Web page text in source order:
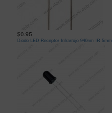
$0.95
Diodo LED Receptor Infrarrojo 940nm IR 5mm